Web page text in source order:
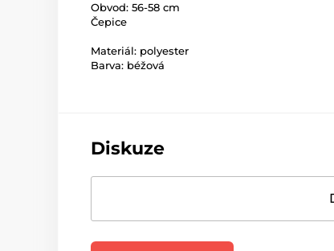
Obvod: 56-58 cm
Čepice
Materiál: polyester
Barva: béžová
Diskuze